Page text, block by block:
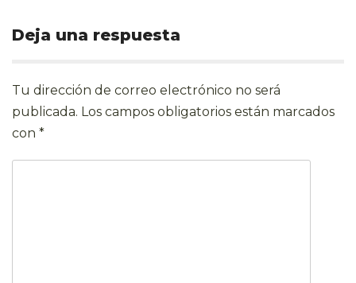
Deja una respuesta
Tu dirección de correo electrónico no será
publicada. Los campos obligatorios están marcados
con *